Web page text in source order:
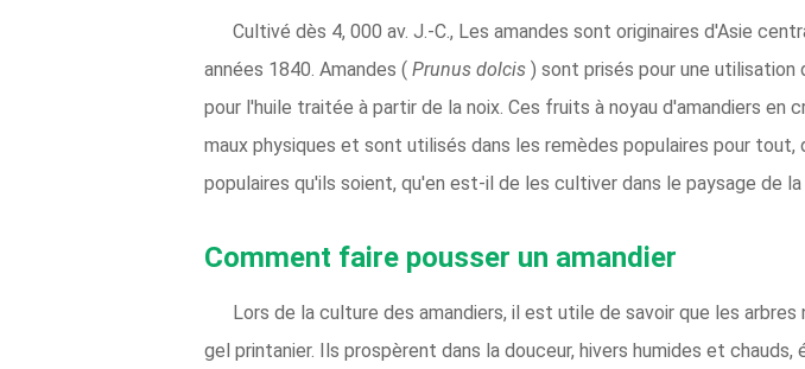
Cultivé dès 4, 000 av. J.-C., Les amandes sont originaires d'Asie
années 1840. Amandes ( Prunus dolcis ) sont prisés pour une utilisation
pour l'huile traitée à partir de la noix. Ces fruits à noyau d'amandiers
maux physiques et sont utilisés dans les remèdes populaires pour
populaires qu'ils soient, qu'en est-il de les cultiver dans le paysage de la
Comment faire pousser un amandier
Lors de la culture des amandiers, il est utile de savoir que les
gel printanier. Ils prospèrent dans la douceur, hivers humides et